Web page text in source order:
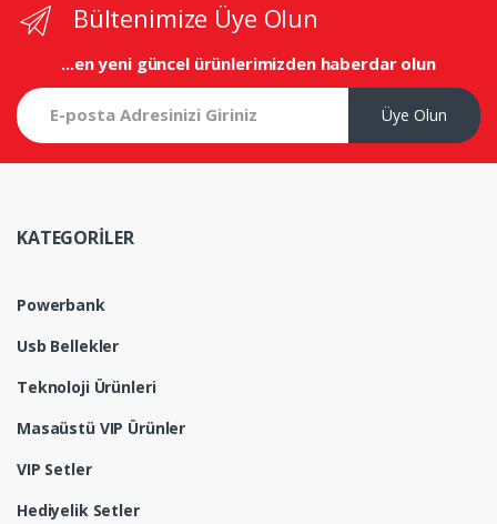
Bültenimize Üye Olun
...en yeni güncel ürünlerimizden haberdar olun
Üye Olun
KATEGORİLER
Powerbank
Usb Bellekler
Teknoloji Ürünleri
Masaüstü VIP Ürünler
VIP Setler
Hediyelik Setler